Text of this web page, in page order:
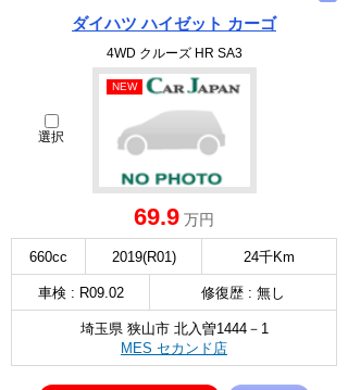
ダイハツ ハイゼット カーゴ
4WD クルーズ HR SA3
選択
NEW
69.9 万円
660cc 2019(R01) 24千Km
車検 : R09.02 修復歴 : 無し
埼玉県 狭山市 北入曽1444－1
MES セカンド店